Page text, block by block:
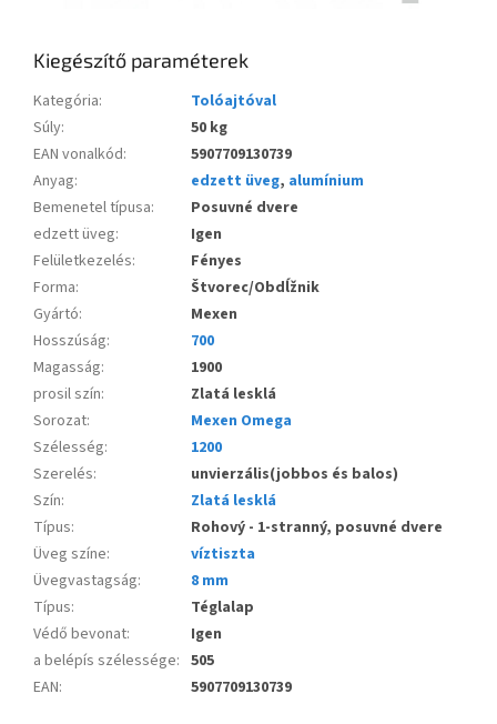
Kiegészítő paraméterek
Kategória:
Tolóajtóval
Súly:
50 kg
EAN vonalkód:
5907709130739
Anyag: edzett üveg, alumínium
Bemenetel típusa:
Posuvné dvere
edzett üveg:
Igen
Felületkezelés:
Fényes
Forma:
Štvorec/Obdĺžnik
Gyártó:
Mexen
Hosszúság:
700
Magasság:
1900
prosil szín:
Zlatá lesklá
Sorozat:
Mexen Omega
Szélesség:
1200
Szerelés:
unvierzális(jobbos és balos)
Szín:
Zlatá lesklá
Típus:
Rohový - 1-stranný, posuvné dvere
Üveg színe:
víztiszta
Üvegvastagság:
8 mm
Típus:
Téglalap
Védő bevonat:
Igen
a belépís szélessége: 505
EAN: 5907709130739